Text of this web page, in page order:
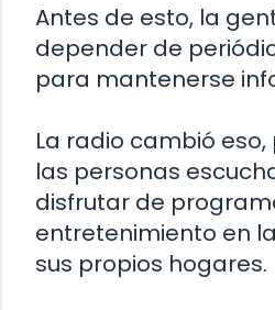
Antes de esto, la
depender de
para mantenerse
La radio cambió
las personas
disfrutar de
entretenimiento en
sus propios hogares.